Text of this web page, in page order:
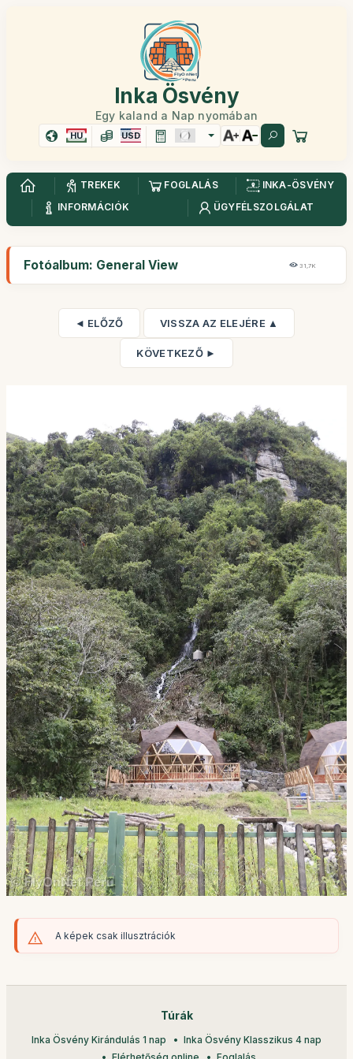
Inka Ösvény
Egy kaland a Nap nyomában
HU USD
TREKEK FOGLALÁS
INKA-ÖSVÉNY
INFORMÁCIÓK
ÜGYFÉLSZOLGÁLAT
Fotóalbum: General View 31,7K
◄ ELŐZŐ VISSZA AZ ELEJÉRE ▲
KÖVETKEZŐ ►
A képek csak illusztrációk
Túrák
Inka Ösvény Kirándulás 1 nap
Inka Ösvény Klasszikus 4 nap